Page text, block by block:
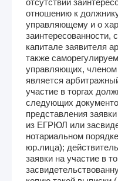
отношению к
управляющему и о
заинтересованности,
капитале заявителя
также
управляющих, членом
является
участие в торгах
следующих
представления
из ЕГРЮЛ или
нотариальном
юр.лица);
заявки на участие в